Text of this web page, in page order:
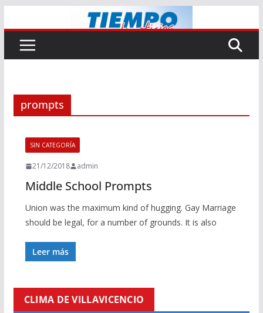
al
contenido
prompts
SIN CATEGORÍA
21/12/2018 admin
Middle School Prompts
Union was the maximum kind of hugging. Gay Marriage
should be legal, for a number of grounds. It is also
Leer más
CLIMA DE VILLAVICENCIO